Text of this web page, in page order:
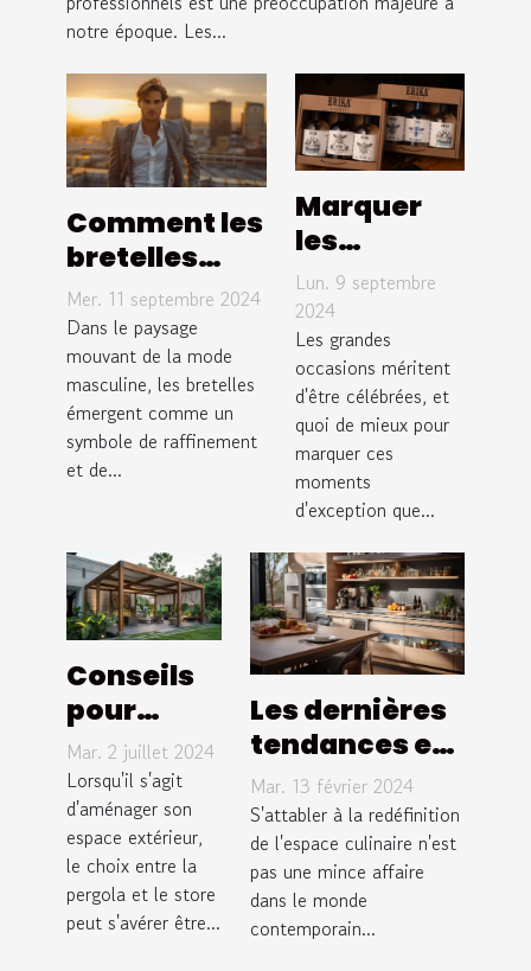
notre époque. Les...
Comment les
bretelles
redéfinissent
l'élégance
masculine
moderne
Mer. 11 septembre 2024
Dans le paysage
mouvant de la mode
masculine, les bretelles
émergent comme un
symbole de raffinement
et de...
Marquer
les
grandes
occasions :
offrir
uncde
qualité !
Lun. 9 septembre
2024
Les grandes
occasions méritent
d'être célébrées, et
quoi de mieux pour
marquer ces
moments
d'exception que...
Conseils
pour
choisir
entre
pergola et
store pour
votre
extérieur
Mar. 2 juillet 2024
Lorsqu'il s'agit
d'aménager son
espace extérieur,
le choix entre la
pergola et le store
peut s'avérer être...
Les dernières
tendances en
matière de
conception de
cuisines pour
optimiser
l'espace et la
fonctionnalité
Mar. 13 février 2024
S'attabler à la redéfinition
de l'espace culinaire n'est
pas une mince affaire
dans le monde
contemporain...